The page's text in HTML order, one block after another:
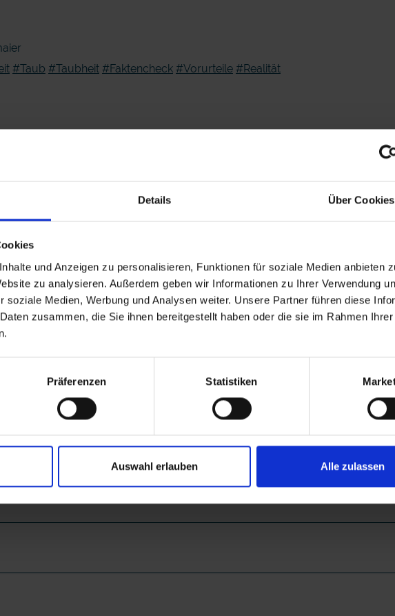
Details Über Cookies
und Anzeigen zu personalisieren, Funktionen für soziale Medien anbieten
zu analysieren. Außerdem geben wir Informationen zu Ihrer Verwendung
soziale Medien, Werbung und Analysen weiter. Unsere Partner führen diese
zusammen, die Sie ihnen bereitgestellt haben oder die sie im Rahmen
Präferenzen Statistiken
Auswahl erlauben Alle zulassen
#Taub #Taubheit #Faktencheck #Vorurteile #Realität